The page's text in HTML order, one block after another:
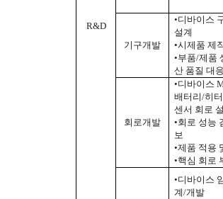
R&D
기구개발
•디바이스
설계
•시제품 제
•부품/제품
산 품질 대응
회로개발
•디바이스
배터리/히
센서 회로
•회로 성능
보
•제품 적용
•핵심 회로
•디바이스
계/개발